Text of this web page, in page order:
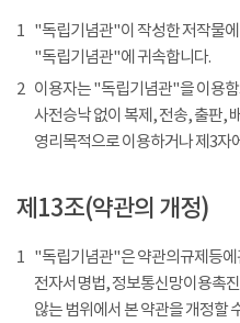
1 "독립기념관"이 작성한 저작물
"독립기념관"에 귀속합니다.
2 이용자는 "독립기념관"을 이용
사전승낙 없이 복제, 전송, 출판,
영리목적으로 이용하거나 제3자
제13조(약관의 개정)
1 "독립기념관"은 약관의규제등
전자서명법, 정보통신망이용촉
않는 범위에서 본 약관을 개정할